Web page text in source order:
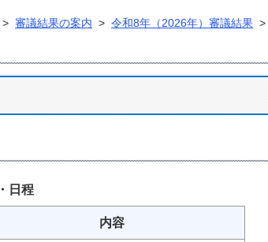
> 審議結果の案内 > 令和8年（2026年）審議結果 >
日程
内容